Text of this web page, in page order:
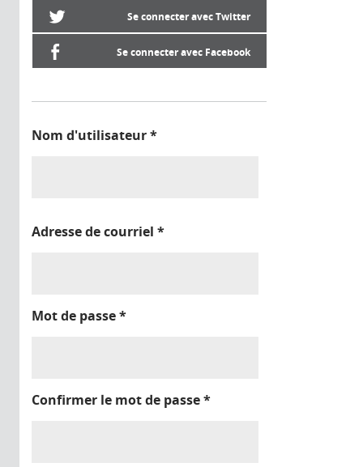
Se connecter avec Twitter
Se connecter avec Facebook
Nom d'utilisateur*
Adresse de courriel *
Mot de passe*
Confirmer le mot de passe*